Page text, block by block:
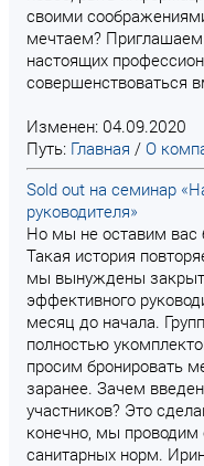
своими
мечтаем?
настоящих
совершенствоваться
Изменен: 04.09.2020
Путь: Главная / О
Sold out на семинар
руководителя»
Но мы не оставим вас
Такая история
мы вынуждены
эффективного
месяц до начала.
полностью
просим бронировать
заранее. Зачем
участников? Это
конечно, мы
санитарных норм.